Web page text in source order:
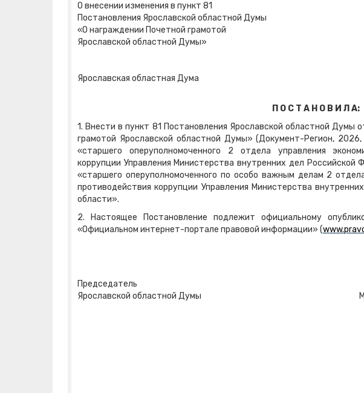
О внесении изменения в пункт 81
Постановления Ярославской областной Думы
«О награждении Почетной грамотой
Ярославской областной Думы»
Ярославская областная Дума
П О С Т А Н О В И Л А:
1. Внести в пункт 81 Постановления Ярославской областной
грамотой Ярославской областной Думы» (Документ-Регион,
«старшего оперуполномоченного 2 отдела управления
коррупции Управления Министерства внутренних дел Российской
«старшего оперуполномоченного по особо важным делам 2
противодействия коррупции Управления Министерства
области».
2. Настоящее Постановление подлежит официальному
«Официальном интернет-портале правовой информации» (www.
Председатель
Ярославской областной Думы М.В.